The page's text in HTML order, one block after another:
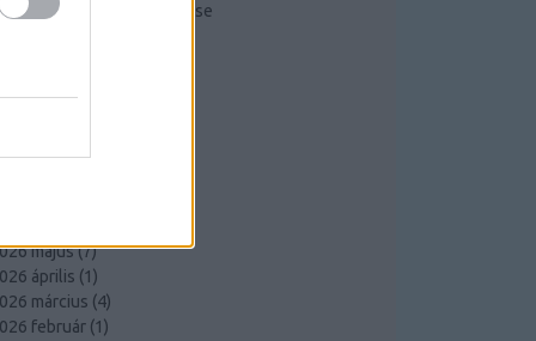
Kompresszorok működése
május(7)
április (1)
március (4)
február (1)